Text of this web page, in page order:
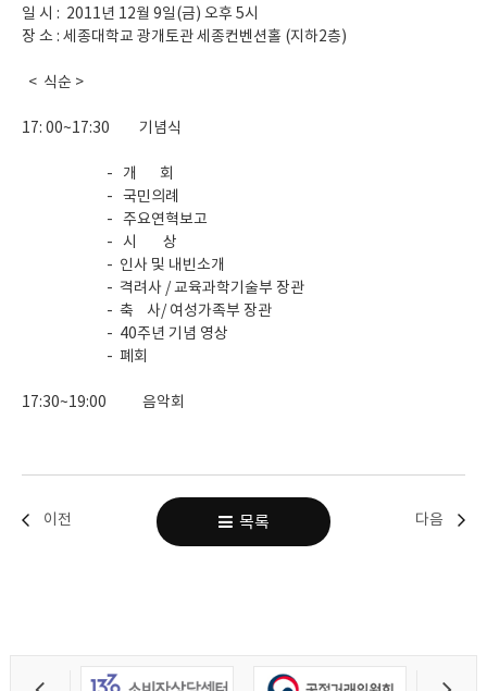
일 시 : 2011년 12월 9일(금) 오후 5시
장 소 : 세종대학교 광개토관 세종컨벤션홀 (지하2층)
< 식순 >
17: 00~17:30 기념식
- 개 회
- 국민의례
- 주요연혁보고
- 시 상
- 인사 및 내빈소개
- 격려사 / 교육과학기술부 장관
- 축 사/ 여성가족부 장관
- 40주년 기념 영상
- 폐회
17:30~19:00 음악회
이전 다음
목록